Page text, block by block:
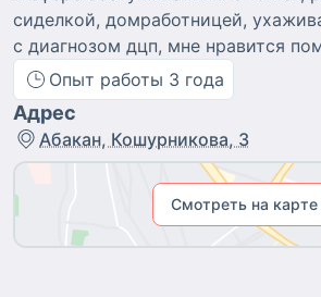
сиделкой, домработницей,
с диагнозом дцп, мне нравится
Опыт работы 3 года
Адрес
Абакан, Кошурникова, 3
Смотреть на карте